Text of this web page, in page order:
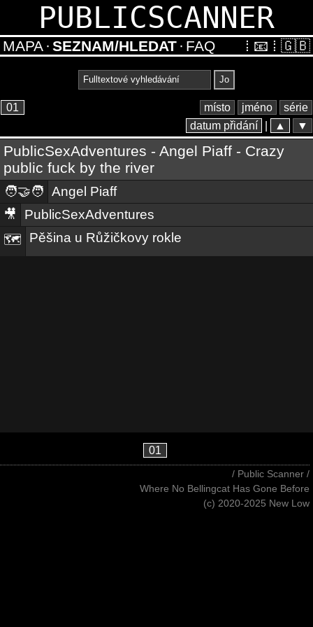
PUBLICSCANNER
MAPA SEZNAM/HLEDAT·FAQ ⁞ 📧 ⁞ 🇬🇧
01 místo jméno
série
datum přidání | ▲ ▼
PublicSexAdventures - Angel Piaff - Crazy
public fuck by the river
🧑‍🤝‍🧑 Angel Piaff
🎥 PublicSexAdventures
🗺️ Pěšina u Růžičkovy rokle
01
/ Public Scanner /
Where No Bellingcat Has Gone Before